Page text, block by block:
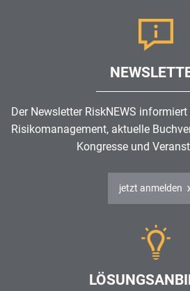
Der Newsletter RiskNEWS
Risikomanagement, aktuelle
Kongresse und
jetzt anmelden